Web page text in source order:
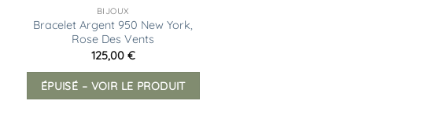
BIJOUX
Bracelet Argent 950 New York,
Rose Des Vents
125,00 €
ÉPUISÉ – VOIR LE PRODUIT